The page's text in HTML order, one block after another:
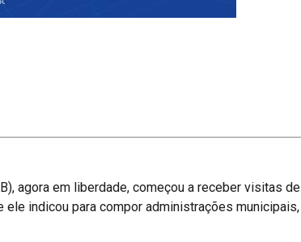
agora em liberdade, começou a receber visitas de
indicou para compor administrações municipais,